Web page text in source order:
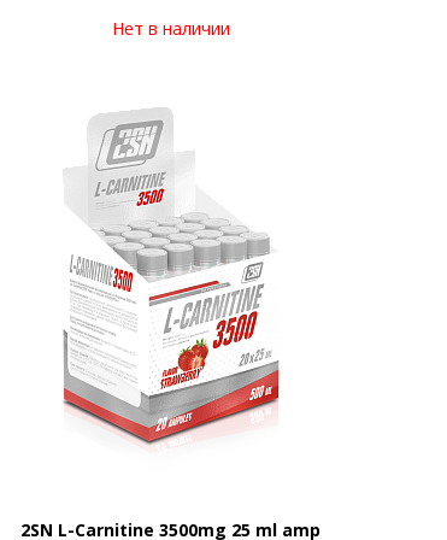
Нет в наличии
2SN L-Carnitine 3500mg 25 ml amp